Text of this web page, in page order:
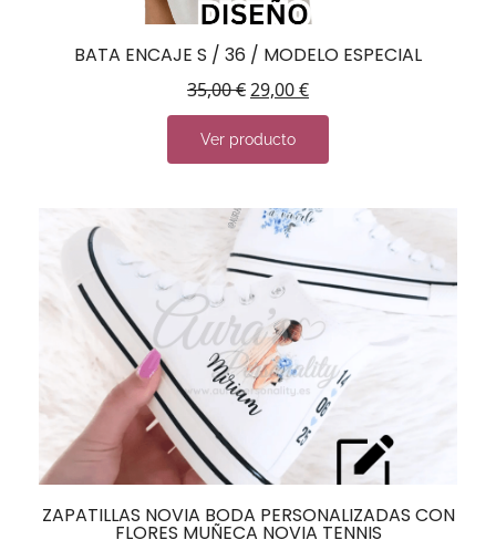
BATA ENCAJE S / 36 / MODELO ESPECIAL
35,00€29,00€
Ver producto
ZAPATILLAS NOVIA BODA PERSONALIZADAS CON
FLORES MUÑECA NOVIA TENNIS